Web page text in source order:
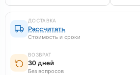
ДОСТАВКА
Рассчитать
Стоимость и сроки
ВОЗВРАТ
30 дней
Без вопросов